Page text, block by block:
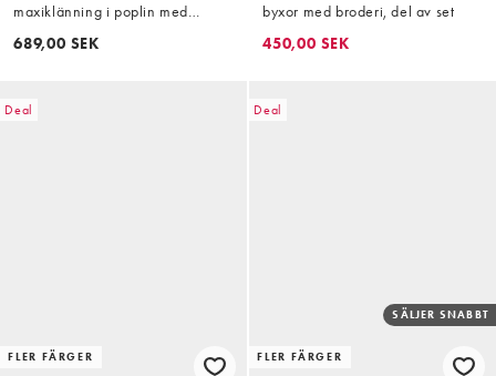
maxiklänning i poplin med
asymmetrisk midja och vida
689,00 SEK
byxor med broderi, del av set
450,00 SEK
Deal
FLER FÄRGER
Deal
FLER FÄRGER
SÄLJER SNABBT